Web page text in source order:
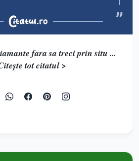
fara sa treci prin situ ...
tot citatul >